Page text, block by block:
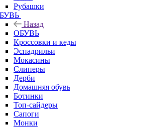
Рубашки
Назад
ОБУВЬ
Кроссовки и кеды
Эспадрильи
Мокасины
Слиперы
Дерби
Домашняя обувь
Ботинки
Топ-сайдеры
Сапоги
Монки